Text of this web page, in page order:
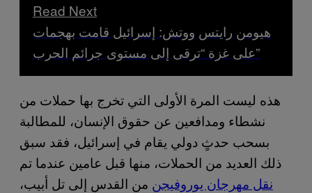
Read Next
هيومن رايتس ووتش: إسرائيل قامت بهجمات
على غزة “ترقى إلى مستوى جرائم الحرب”
هذه ليست المرة الأولى التي تخرج بها حملات من
نشطاء ومدافعين عن حقوق الإنسان، للمطالبة
بسحب حدثٍ دولي يقام في إسرائيل، فقد سبق
ذلك العديد من الحملات، منها قبل عامين عندما تم
نقل مهرجان يوروفيجن من القدس إلى تل أبيب،